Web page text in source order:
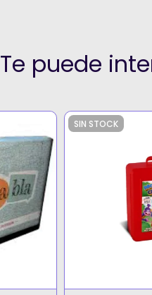
Te puede
SIN STOCK